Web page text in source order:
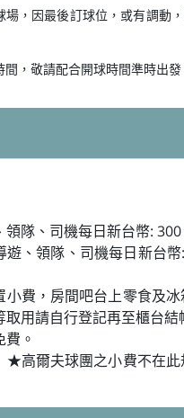
場，因最後訂球位，或有調動
間，敬請配合開球時間準時出發
領隊、司機每日新台幣:
遊、領隊、司機每日新台
小費，房間吧台上零食及
用請自行登記再至櫃台結
。
★高爾夫球團之小費不在